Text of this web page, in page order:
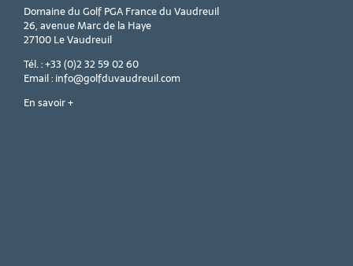
Domaine du Golf PGA France du Vaudreuil
26, avenue Marc de la Haye
27100 Le Vaudreuil
Tél. : +33 (0)2 32 59 02 60
Email : info@golfduvaudreuil.com
En savoir +